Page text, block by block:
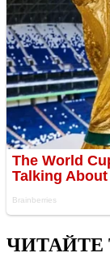
ЧИТАЙТЕ